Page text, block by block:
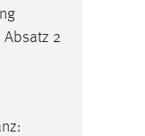
Absatz 2